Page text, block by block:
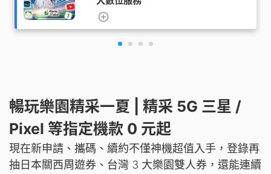
了解更多
暢玩樂園精采一夏 | 精采 5G 三星 /
Pixel 等指定機款 0 元起
現在新申請、攜碼、續約不僅神機超值入手，登錄再
抽日本關西周遊券、台灣 3 大樂園雙人券，還能連續